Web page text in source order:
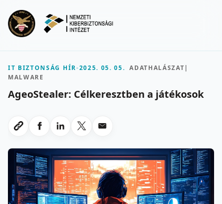
IT BIZTONSÁG HÍR-2025. 05. 05. ADATHALÁSZAT|
MALWARE
AgeoStealer: Célkeresztben a játékosok
Link masolasa
Megosztas Facebookon
Megosztas LinkedInen
Megosztas X-en
Megosztas emailben